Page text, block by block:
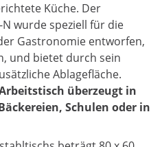
Küche. Der
N wurde speziell für die
Gastronomie entworfen,
und bietet durch sein
Ablagefläche.
überzeugt in
Schulen oder in